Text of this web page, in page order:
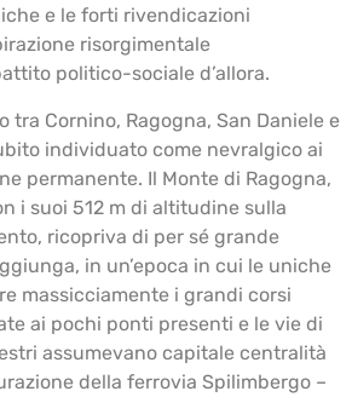
e le forti rivendicazioni
risorgimentale
politico-sociale d’allora.
tra Cornino, Ragogna, San Daniele e
individuato come nevralgico ai
permanente. Il Monte di Ragogna,
i suoi 512 m di altitudine sulla
ricopriva di per sé grande
in un’epoca in cui le uniche
massicciamente i grandi corsi
ai pochi ponti presenti e le vie di
assumevano capitale centralità
della ferrovia Spilimbergo –